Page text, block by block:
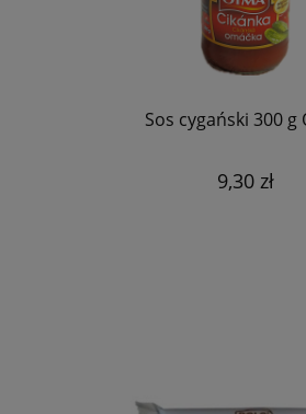
Sos cygański 300 g
9,30 zł